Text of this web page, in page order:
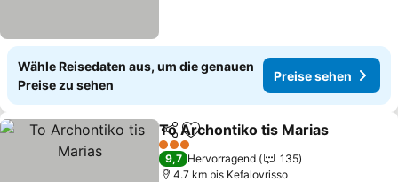
Wähle Reisedaten aus, um die genauen
Preise zu sehen
Preise sehen
TeilenZu Favoriten hinzufügen
To Archontiko tis Marias
3 Sterne
9,7 Hervorragend
135
4.7 km bis Kefalovrisso